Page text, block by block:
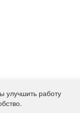
улучшить работу